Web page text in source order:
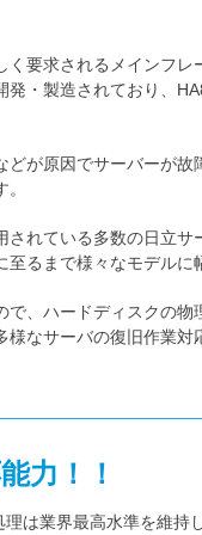
要求されるメインフ
・製造されており、
が原因でサーバーが故
れている多数の日立サ
るまで様々なモデルに
、ハードディスクの
なサーバの復旧作業
力！！
は業界最高水準を維持